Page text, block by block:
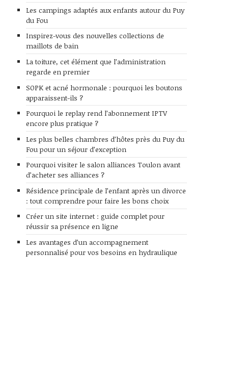
Les campings adaptés aux enfants autour du Puy
du Fou
Inspirez-vous des nouvelles collections de
maillots de bain
La toiture, cet élément que l’administration
regarde en premier
SOPK et acné hormonale : pourquoi les boutons
apparaissent-ils ?
Pourquoi le replay rend l’abonnement IPTV
encore plus pratique ?
Les plus belles chambres d’hôtes près du Puy du
Fou pour un séjour d’exception
Pourquoi visiter le salon alliances Toulon avant
d’acheter ses alliances ?
Résidence principale de l’enfant après un divorce
: tout comprendre pour faire les bons choix
Créer un site internet : guide complet pour
réussir sa présence en ligne
Les avantages d’un accompagnement
personnalisé pour vos besoins en hydraulique